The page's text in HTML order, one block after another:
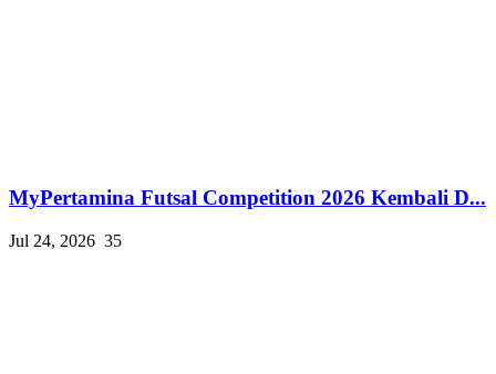
MyPertamina Futsal Competition 2026 Kembali D...
Jul 24, 2026 35